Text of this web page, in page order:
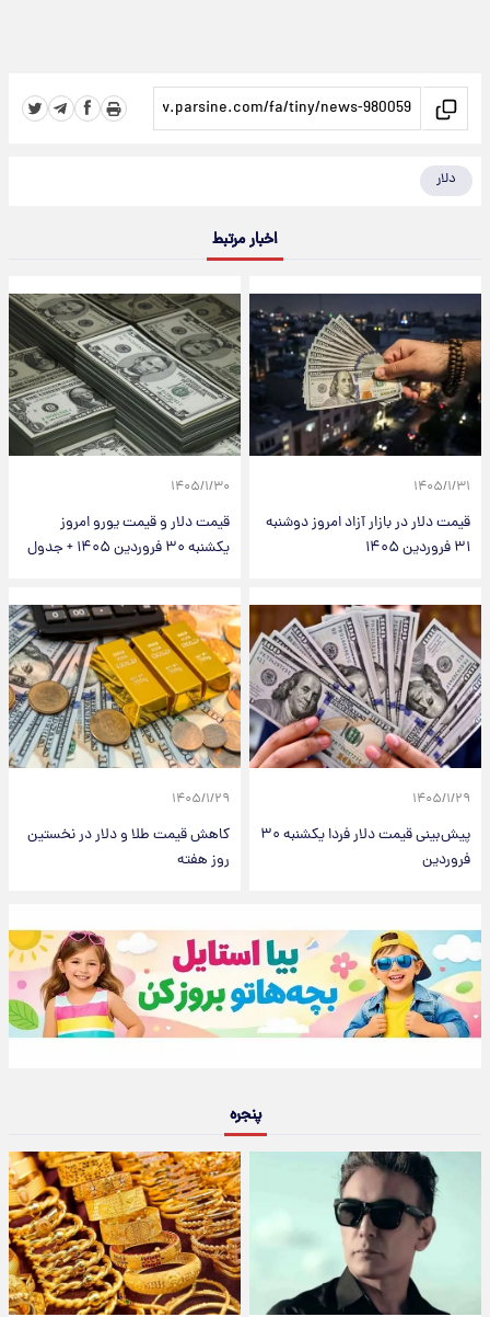
دلار
اخبار مرتبط
۱۴۰۵/۱/۳۱
قیمت دلار در بازار آزاد امروز دوشنبه
۳۱ فروردین ۱۴۰۵
۱۴۰۵/۱/۳۰
قیمت دلار و قیمت یورو امروز
یکشنبه ۳۰ فروردین ۱۴۰۵ + جدول
۱۴۰۵/۱/۲۹
پیش‌بینی قیمت دلار فردا یکشنبه ۳۰
فروردین
۱۴۰۵/۱/۲۹
کاهش قیمت طلا و دلار در نخستین
روز هفته
پنجره